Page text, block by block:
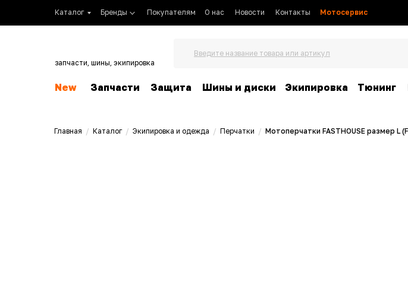
Каталог Контакты
Новости Мотосервис
Бренды Покупателям О нас
Введите название товара или артикул
Защита
Запчасти
New Шины и диски Экипировка Тюнинг
запчасти, шины, экипировка
Главная / Каталог/ Экипировка и одежда / Перчатки / Мотоперчатки FASTHOUSE размер L